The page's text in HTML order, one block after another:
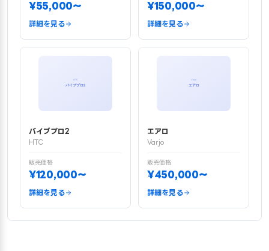
¥55,000〜
詳細を見る
¥150,000〜
詳細を見る
バイブプロ2
HTC
販売価格
¥120,000〜
詳細を見る
エアロ
Varjo
販売価格
¥450,000〜
詳細を見る